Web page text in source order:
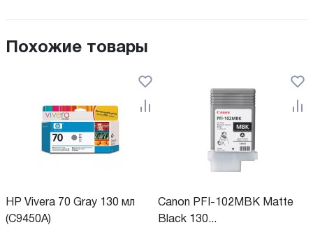
Похожие товары
HP Vivera 70 Gray 130 мл
(C9450A)
Canon PFI-102MBK Matte
Black 130...